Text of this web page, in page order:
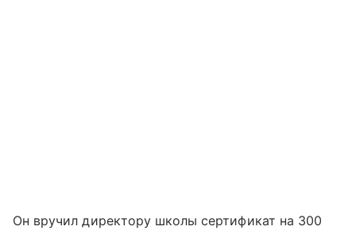
Он вручил директору школы сертификат на 300